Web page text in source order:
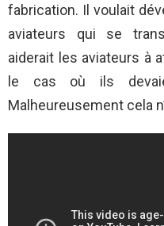
fabrication. Il voulait
aviateurs qui se
aiderait les aviateurs à
le cas où ils
Malheureusement cela